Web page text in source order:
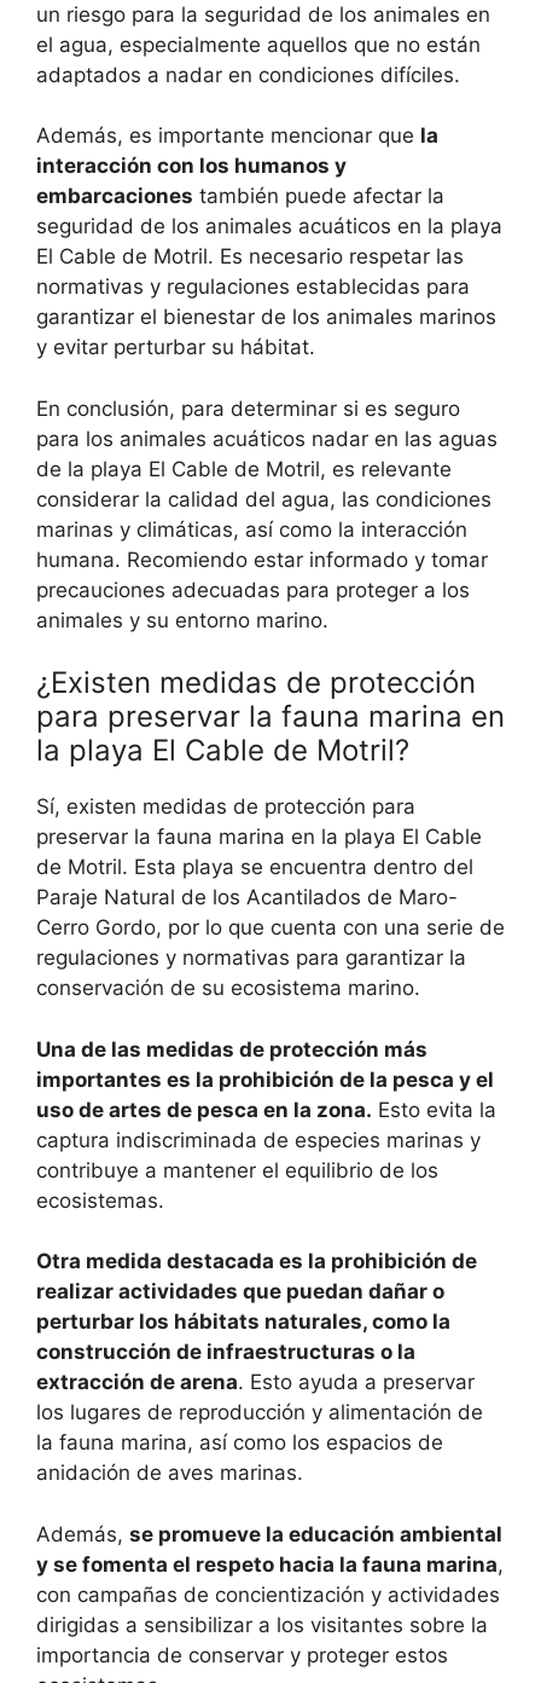
un riesgo para la seguridad de los animales en
el agua, especialmente aquellos que no están
adaptados a nadar en condiciones difíciles.
Además, es importante mencionar que la
interacción con los humanos y
embarcaciones también puede afectar la
seguridad de los animales acuáticos en la playa
El Cable de Motril. Es necesario respetar las
normativas y regulaciones establecidas para
garantizar el bienestar de los animales marinos
y evitar perturbar su hábitat.
En conclusión, para determinar si es seguro
para los animales acuáticos nadar en las aguas
de la playa El Cable de Motril, es relevante
considerar la calidad del agua, las condiciones
marinas y climáticas, así como la interacción
humana. Recomiendo estar informado y tomar
precauciones adecuadas para proteger a los
animales y su entorno marino.
¿Existen medidas de protección
para preservar la fauna marina en
la playa El Cable de Motril?
Sí, existen medidas de protección para
preservar la fauna marina en la playa El Cable
de Motril. Esta playa se encuentra dentro del
Paraje Natural de los Acantilados de Maro-
Cerro Gordo, por lo que cuenta con una serie de
regulaciones y normativas para garantizar la
conservación de su ecosistema marino.
Una de las medidas de protección más
importantes es la prohibición de la pesca y el
uso de artes de pesca en la zona. Esto evita la
captura indiscriminada de especies marinas y
contribuye a mantener el equilibrio de los
ecosistemas.
Otra medida destacada es la prohibición de
realizar actividades que puedan dañar o
perturbar los hábitats naturales, como la
construcción de infraestructuras o la
extracción de arena. Esto ayuda a preservar
los lugares de reproducción y alimentación de
la fauna marina, así como los espacios de
anidación de aves marinas.
Además, se promueve la educación ambiental
y se fomenta el respeto hacia la fauna marina,
con campañas de concientización y actividades
dirigidas a sensibilizar a los visitantes sobre la
importancia de conservar y proteger estos